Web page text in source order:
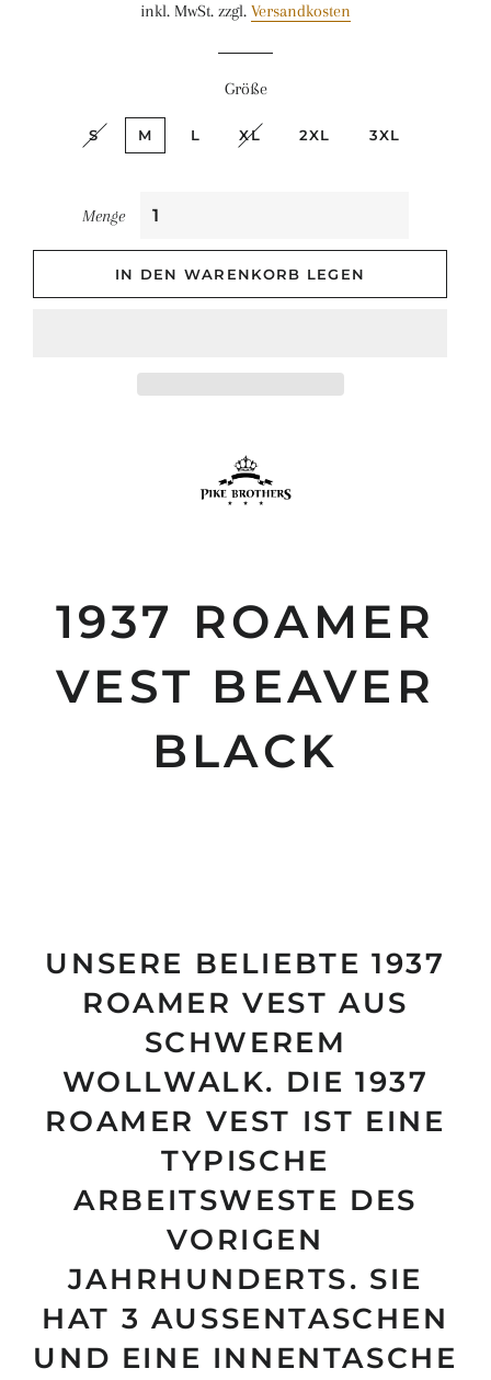
inkl. MwSt. zzgl. Versandkosten
Größe
S M L XL 2XL 3XL
Menge
IN DEN WARENKORB LEGEN
1937 ROAMER
VEST BEAVER
BLACK
UNSERE BELIEBTE 1937
ROAMER VEST AUS
SCHWEREM
WOLLWALK. DIE 1937
ROAMER VEST IST EINE
TYPISCHE
ARBEITSWESTE DES
VORIGEN
JAHRHUNDERTS. SIE
HAT 3 AUSSENTASCHEN U
ND EINE INNENTASCHE U